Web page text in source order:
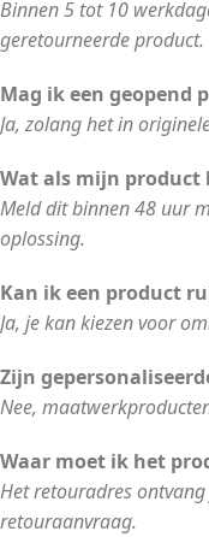
Binnen 5 tot 10
geretourneerde product.
Mag ik een geopend
Ja, zolang het in
Wat als mijn product
Meld dit binnen 48 uur
oplossing.
Kan ik een product
Ja, je kan kiezen voor
Zijn
Nee,
Waar moet ik het
Het retouradres
retouraanvraag.